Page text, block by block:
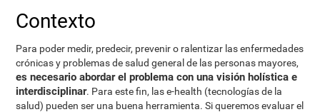
Contexto
Para poder medir, predecir, prevenir o ralentizar las enfermedades
crónicas y problemas de salud general de las personas mayores,
es necesario abordar el problema con una visión holística e
interdisciplinar. Para este fin, las e-health (tecnologías de la
salud) pueden ser una buena herramienta. Si queremos evaluar el